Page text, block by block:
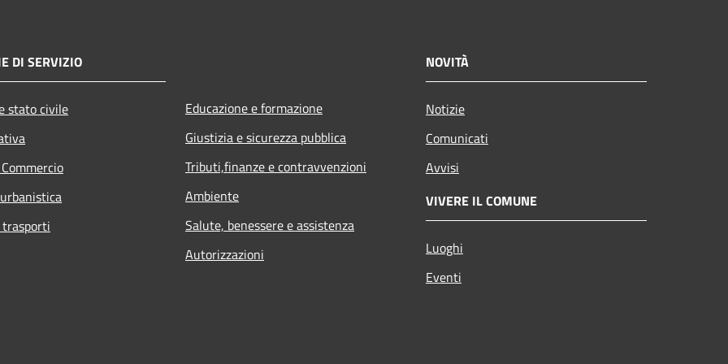
DI SERVIZIO
stato civile
Educazione e formazione
Giustizia e sicurezza pubblica
Tributi,finanze e contravvenzioni
Ambiente
Salute, benessere e assistenza
Autorizzazioni
NOVITÀ
Notizie
Comunicati
Avvisi
VIVERE IL COMUNE
Luoghi
Eventi